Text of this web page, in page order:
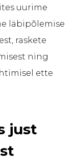
uurime
läbipõlemise
raskete
ning
ette
just